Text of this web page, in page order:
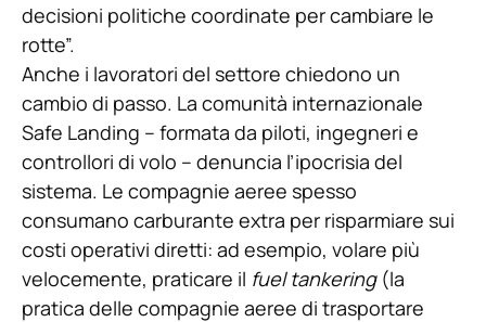
decisioni politiche coordinate per cambiare le
rotte”.
Anche i lavoratori del settore chiedono un
cambio di passo. La comunità internazionale
Safe Landing – formata da piloti, ingegneri e
controllori di volo – denuncia l’ipocrisia del
sistema. Le compagnie aeree spesso
consumano carburante extra per risparmiare sui
costi operativi diretti: ad esempio, volare più
velocemente, praticare il fuel tankering(la
pratica delle compagnie aeree di trasportare